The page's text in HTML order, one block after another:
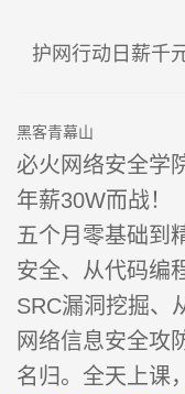
护网行动日薪千
黑客青幕山
必火网络安全学
年薪30W而战！
五个月零基础到
安全、从代码编
SRC漏洞挖掘、
网络信息安全攻
名归。全天上课